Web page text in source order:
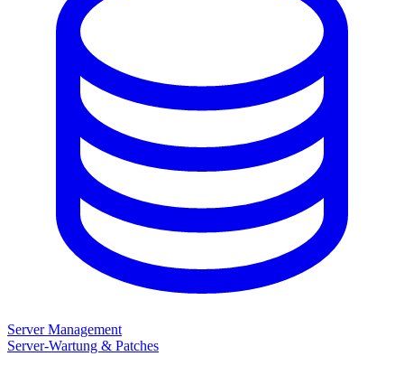
Server Management
Server-Wartung & Patches